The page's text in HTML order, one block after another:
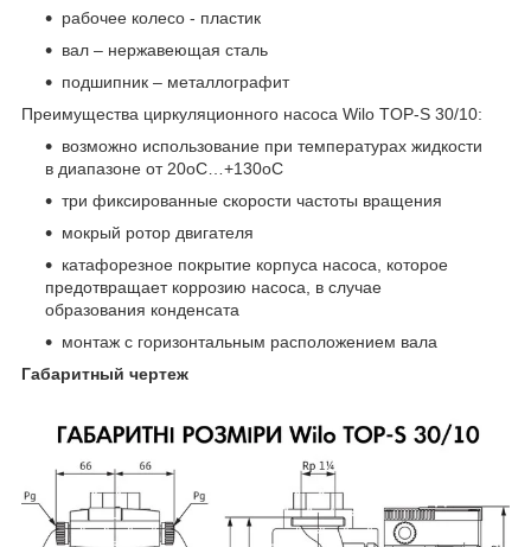
рабочее колесо - пластик
вал – нержавеющая сталь
подшипник – металлографит
Преимущества циркуляционного насоса Wilo TOP-S 30/10:
возможно использование при температурах жидкости
в диапазоне от 20оС…+130оС
три фиксированные скорости частоты вращения
мокрый ротор двигателя
катафорезное покрытие корпуса насоса, которое
предотвращает коррозию насоса, в случае
образования конденсата
монтаж с горизонтальным расположением вала
Габаритный чертеж